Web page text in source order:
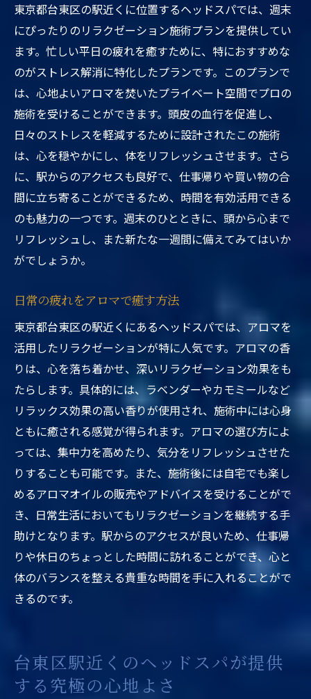
東京都台東区の駅近くに位置するヘッドスパでは、週末
にぴったりのリラクゼーション施術プランを提供してい
ます。忙しい平日の疲れを癒すために、特におすすめな
のがストレス解消に特化したプランです。このプランで
は、心地よいアロマを焚いたプライベート空間でプロの
施術を受けることができます。頭皮の血行を促進し、
日々のストレスを軽減するために設計されたこの施術
は、心を穏やかにし、体をリフレッシュさせます。さら
に、駅からのアクセスも良好で、仕事帰りや買い物の合
間に立ち寄ることができるため、時間を有効活用できる
のも魅力の一つです。週末のひとときに、頭から心まで
リフレッシュし、また新たな一週間に備えてみてはいか
がでしょうか。
日常の疲れをアロマで癒す方法
東京都台東区の駅近くにあるヘッドスパでは、アロマを
活用したリラクゼーションが特に人気です。アロマの香
りは、心を落ち着かせ、深いリラクゼーション効果をも
たらします。具体的には、ラベンダーやカモミールなど
リラックス効果の高い香りが使用され、施術中には心身
ともに癒される感覚が得られます。アロマの選び方によ
っては、集中力を高めたり、気分をリフレッシュさせた
りすることも可能です。また、施術後には自宅でも楽し
めるアロマオイルの販売やアドバイスを受けることがで
き、日常生活においてもリラクゼーションを継続する手
助けとなります。駅からのアクセスが良いため、仕事帰
りや休日のちょっとした時間に訪れることができ、心と
体のバランスを整える貴重な時間を手に入れることがで
きるのです。
台東区駅近くのヘッドスパが提供
する究極の心地よさ